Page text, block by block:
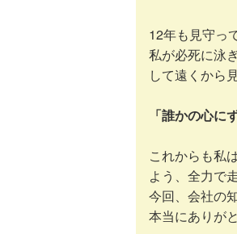
12年も見守っ
私が必死に泳
して遠くから
「誰かの心に
これからも私
よう、全力で
今回、会社の
本当にありが